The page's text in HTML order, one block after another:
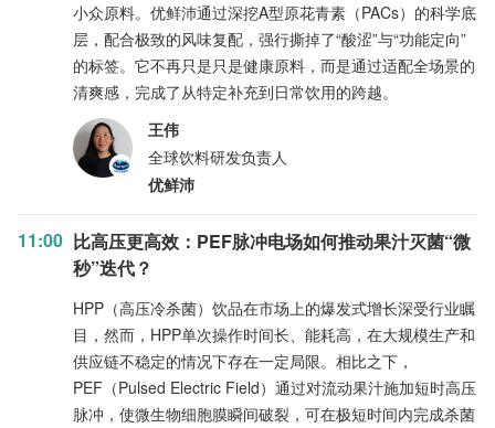
小众原料。优鲜沛通过深挖A型原花青素（PACs）的科学底
层，配合极致的风味复配，强行撕掉了“酸涩”与“功能定向”
的标签。它不再只是只是健康原料，而是通过适配全场景的
清爽感，完成了从特定补充到日常饮用的跨越。
王伟
全球饮料研发负责人
优鲜沛
11:00 比高压更高效：PEF脉冲电场如何推动果汁灭菌“微
秒”迭代？
HPP（高压冷杀菌）饮品在市场上的爆发式增长深受行业瞩
目，然而，HPP单次操作时间长、能耗高，在大规模生产和
供应链不稳定的情况下存在一定局限。相比之下，
PEF（Pulsed Electric Field）通过对流动果汁施加短时高压
脉冲，使微生物细胞膜瞬间破裂，可在极短时间内完成杀菌